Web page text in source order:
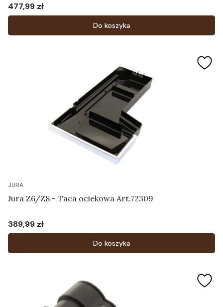
Cena
477,99 zł
Do koszyka
JURA
Jura Z6/Z8 - Taca ociekowa Art.72309
Cena
389,99 zł
Do koszyka